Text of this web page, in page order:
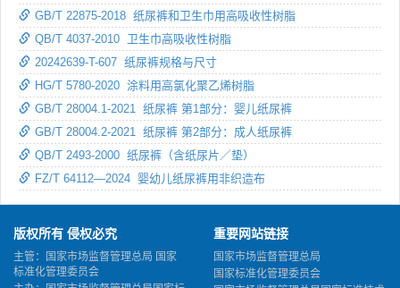
GB/T 22875-2018 纸尿裤和卫生巾用高吸收性树脂
QB/T 4037-2010 卫生巾高吸收性树脂
20242639-T-607 纸尿裤规格与尺寸
HG/T 5780-2020 涂料用高氯化聚乙烯树脂
GB/T 28004.1-2021 纸尿裤 第1部分：婴儿纸尿裤
GB/T 28004.2-2021 纸尿裤 第2部分：成人纸尿裤
QB/T 2493-2000 纸尿裤（含纸尿片／垫）
FZ/T 64112—2024 婴幼儿纸尿裤用非织造布
版权所有 侵权必究
主管：国家市场监督管理总局 国家
标准化管理委员会
重要网站链接
国家市场监督管理总局
国家标准化管理委员会